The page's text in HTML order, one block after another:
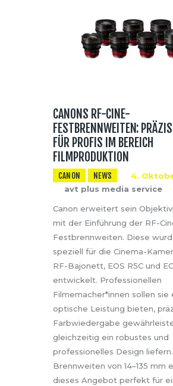
CANONS RF-CINE-
FESTBRENNWEITEN:
FÜR PROFIS IM BEREICH
FILMPRODUKTION
CANON NEWS
4.
avt plus media service
Canon erweitert sein
mit der Einführung der RF-
Festbrennweiten. Diese
speziell für die Cinema-
RF-Bajonett, EOS R5C und
entwickelt. Professionellen
Filmemacher*innen sollen sie
optische Leistung bieten,
Farbwiedergabe
gleichzeitig ein robustes und
professionelles Design
Brennweiten von 14–135 mm
dieses Angebot perfekt für